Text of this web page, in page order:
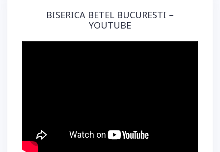
BISERICA BETEL BUCURESTI –
YOUTUBE